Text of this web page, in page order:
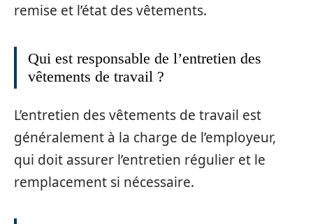
remise et l’état des vêtements.
Qui est responsable de l’entretien des
vêtements de travail ?
L’entretien des vêtements de travail est
généralement à la charge de l’employeur,
qui doit assurer l’entretien régulier et le
remplacement si nécessaire.